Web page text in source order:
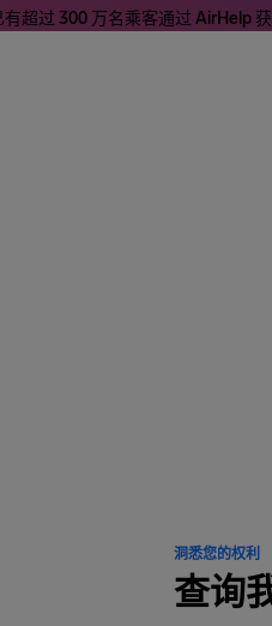
有超过 300 万名乘客通过 AirHelp
洞悉您的权利
查询